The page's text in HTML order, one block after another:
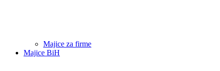
Majice za firme
Majice BiH